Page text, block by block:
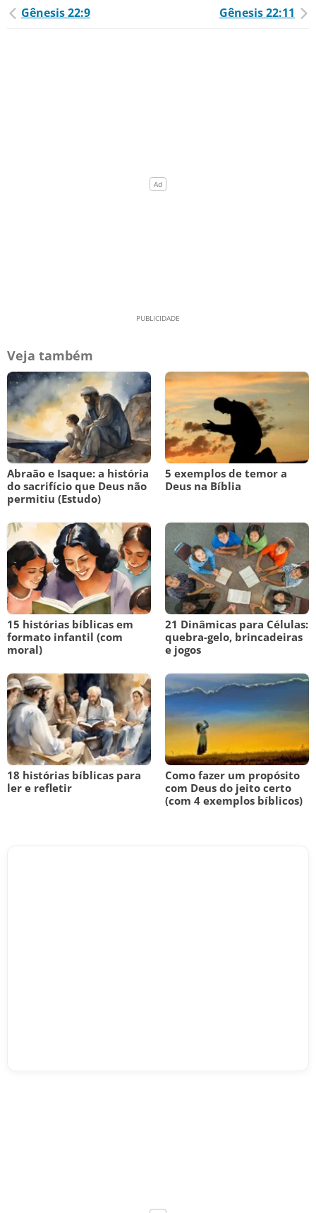
Gênesis 22:9 Gênesis 22:11
Veja também
Abraão e Isaque: a história
do sacrifício que Deus não
permitiu (Estudo)
5 exemplos de temor a
Deus na Bíblia
15 histórias bíblicas em
formato infantil (com
moral)
21 Dinâmicas para Células:
quebra-gelo, brincadeiras
e jogos
18 histórias bíblicas para
ler e refletir
Como fazer um propósito
com Deus do jeito certo
(com 4 exemplos bíblicos)